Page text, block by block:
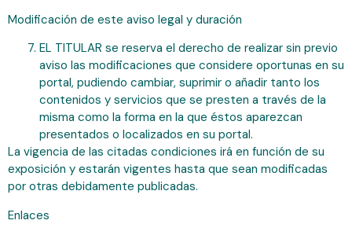
Modificación de este aviso legal y duración
EL TITULAR se reserva el derecho de realizar sin previo
aviso las modificaciones que considere oportunas en su
portal, pudiendo cambiar, suprimir o añadir tanto los
contenidos y servicios que se presten a través de la
misma como la forma en la que éstos aparezcan
presentados o localizados en su portal.
La vigencia de las citadas condiciones irá en función de su
exposición y estarán vigentes hasta que sean modificadas
por otras debidamente publicadas.
Enlaces